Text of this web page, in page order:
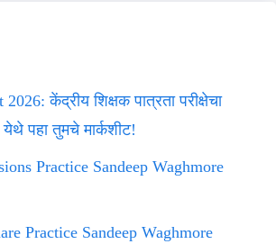
केंद्रीय शिक्षक पात्रता परीक्षेचा
पहा तुमचे मार्कशीट!
Practice Sandeep Waghmore
Practice Sandeep Waghmore